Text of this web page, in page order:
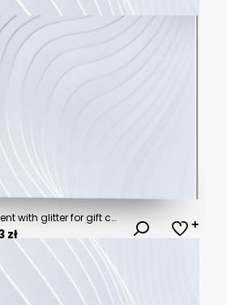
Blurred dark red gradient with glitter for gift cards. generative AI
zł